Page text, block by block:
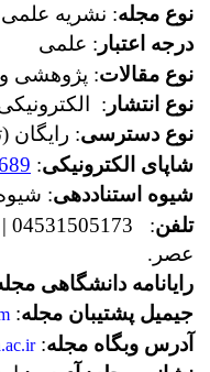
نوع مجله: نشریه علمی
درجه اعتبار : علمی
نوع مقالات: پژوهشی
نوع انتشار :
نوع دسترسی: رایگان
شاپای الکترونیکی:
شیوه استناددهی:
تلفن
عصر.
رایانامه دانشگاهی
جیمیل پشتیبان مجله:
آدرس وبگاه مجله: